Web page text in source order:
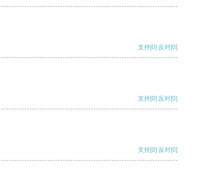
支持[0] 反对[0]
支持[0] 反对[0]
支持[0] 反对[0]